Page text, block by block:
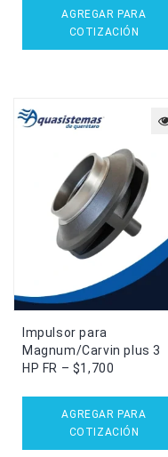
AGREGAR PARA
COTIZACIÓN
Impulsor para
Magnum/Carvin plus 3
HP FR – $1,700
AGREGAR PARA
COTIZACIÓN